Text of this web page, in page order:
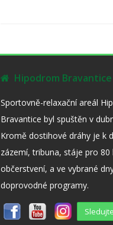
Hipodrom Bravantice
Sportovně-relaxační areál
Bravantice byl spuštěn v
Kromě dostihové dráhy je k
zázemí, tribuna, stáje pro 80
občerstvení, a ve vybrané
doprovodné programy.